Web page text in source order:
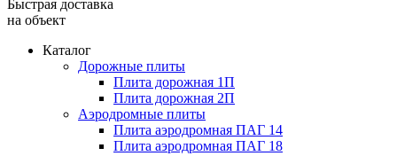
Быстрая доставка
на объект
Каталог
Дорожные плиты
Плита дорожная 1П
Плита дорожная 2П
Аэродромные плиты
Плита аэродромная ПАГ 14
Плита аэродромная ПАГ 18